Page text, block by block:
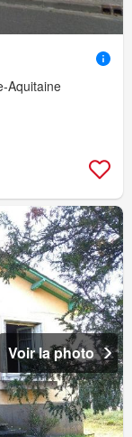
Aquitaine
Voir la photo